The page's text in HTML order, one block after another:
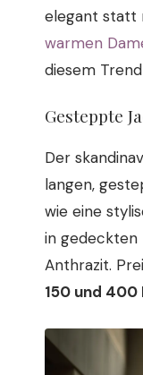
elegant statt
warmen
diesem
Gesteppte
Der
langen,
wie eine
in gedeckten
Anthrazit.
150 und 400